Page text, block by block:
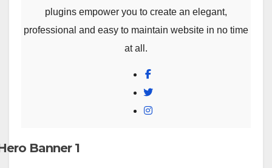
plugins empower you to create an elegant,
professional and easy to maintain website in no time
at all.
Facebook
Twitter
Instagram
Banner 1